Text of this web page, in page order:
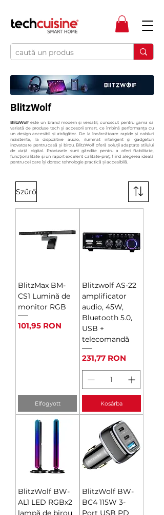
BlitzWolf
BlitzWolfeste un brand modern și versatil, cunoscut pentru gama sa
variată de produse tech și accesorii smart, ce îmbină performanța cu
un design accesibil și atrăgător. De la încărcătoare rapide și cabluri
rezistente, la dispozitive audio, iluminat inteligent și gadgeturi
inovatoare pentru casă și birou, BlitzWolf oferă soluții adaptate stilului
de viață digital. Produsele sunt gândite pentru a oferi fiabilitate,
funcționalitate și un raport excelent calitate-preț, fiind alegerea ideală
pentru cei care își doresc tehnologie practică și accesibilă.
Szűrő
BlitzMax BM-
CS1 Lumină de
monitor RGB
Ár
101,95 RON
Elfogyott
Blitzwolf AS-22
amplificator
audio, 45W,
Bluetooth 5.0,
USB +
telecomandă
Ár
231,77 RON
Kosárba
BlitzWolf BW-
AL1 LED RGBx2
lampă de birou
BlitzWolf BW-
BC4 115W 3-
Port USB PD